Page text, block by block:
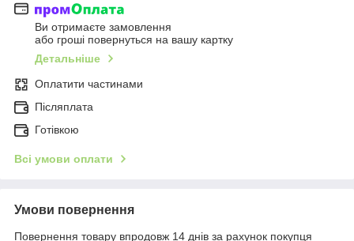
Ви отримаєте замовлення
або гроші повернуться на вашу картку
Детальніше
Оплатити частинами
Післяплата
Готівкою
Всі умови оплати
Умови повернення
Повернення товару впродовж 14 днів за рахунок покупця